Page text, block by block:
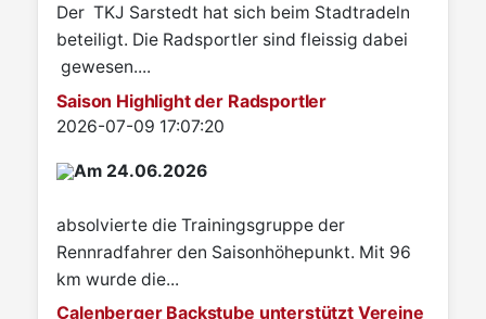
Der TKJ Sarstedt hat sich beim Stadtradeln
beteiligt. Die Radsportler sind fleissig dabei
gewesen....
Saison Highlight der Radsportler
Details
2026-07-09 17:07:20
Am 24.06.2026
absolvierte die Trainingsgruppe der
Rennradfahrer den Saisonhöhepunkt. Mit 96
km wurde die...
Calenberger Backstube unterstützt Vereine